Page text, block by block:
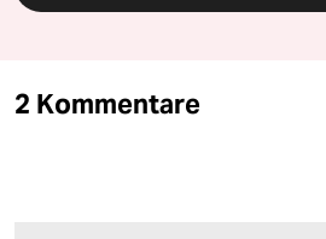
2 Kommentare